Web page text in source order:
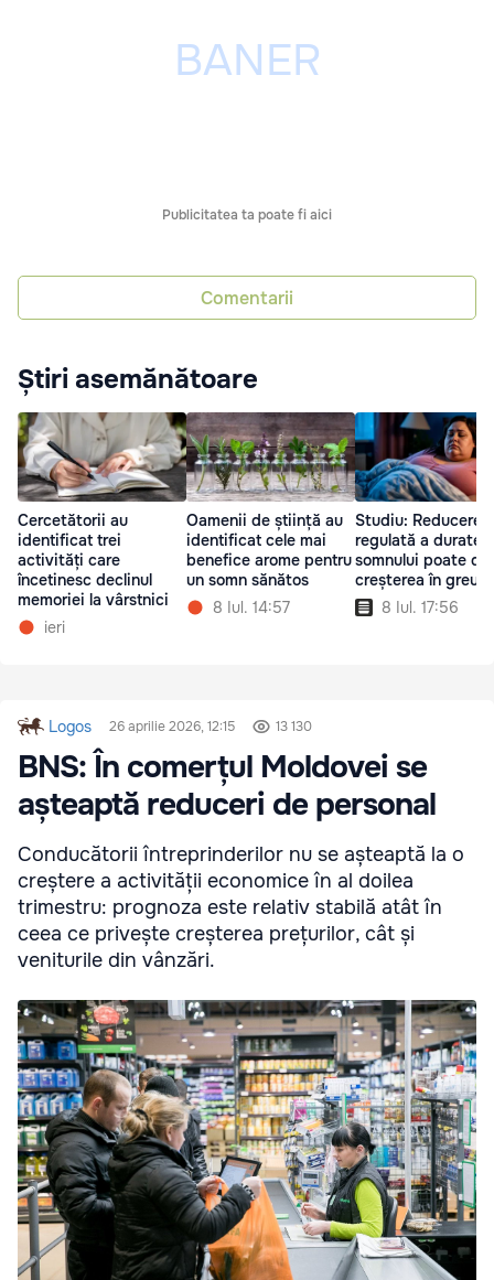
Publicitatea ta poate fi aici
Comentarii
Știri asemănătoare
Cercetătorii au
identificat trei
activități care
încetinesc declinul
memoriei la vârstnici
ieri
Oamenii de știință au
identificat cele mai
benefice arome pentru
un somn sănătos
8 Iul. 14:57
Studiu: Reducerea
regulată a duratei
somnului poate
creșterea în
8 Iul. 17:56
Logos 26 aprilie 2026, 12:15 13 130
BNS: În comerțul Moldovei se
așteaptă reduceri de personal
Conducătorii întreprinderilor nu se așteaptă la o
creștere a activității economice în al doilea
trimestru: prognoza este relativ stabilă atât în
ceea ce privește creșterea prețurilor, cât și
veniturile din vânzări.